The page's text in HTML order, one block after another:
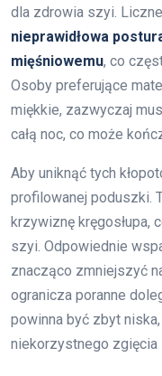
dla zdrowia szyi.
nieprawidłowa
mięśniowemu, co
Osoby preferujące
miękkie, zazwyczaj
całą noc, co może
Aby uniknąć tych
profilowanej poduszki.
krzywiznę
szyi. Odpowiednie
znacząco zmniejszyć
ogranicza poranne
powinna być zbyt
niekorzystnego zgięcia